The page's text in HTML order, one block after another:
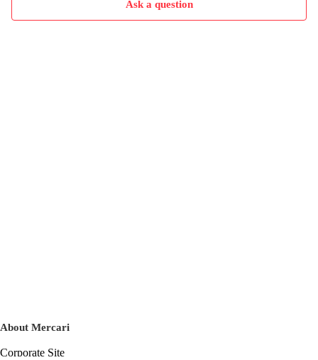
※平置きメジャー採寸のため、若干の誤差が生じる場合がござ
Ask a question
About Mercari
Corporate Site